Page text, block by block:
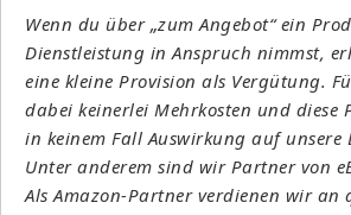
Wenn du über „zum Angebot“ ein
Dienstleistung in Anspruch nimmst,
eine kleine Provision als Vergütung.
dabei keinerlei Mehrkosten und diese
in keinem Fall Auswirkung auf unsere
Unter anderem sind wir Partner von
Als Amazon-Partner verdienen wir an